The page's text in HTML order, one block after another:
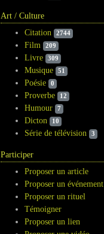
Art / Culture
Citation
2744
Film 209
Livre 309
Musique 51
Poésie 0
Proverbe 12
Humour 7
Dicton 10
Série de télévision 3
Participer
Proposer un article
Proposer un événement
Proposer un rituel
Témoigner
Proposer un lien